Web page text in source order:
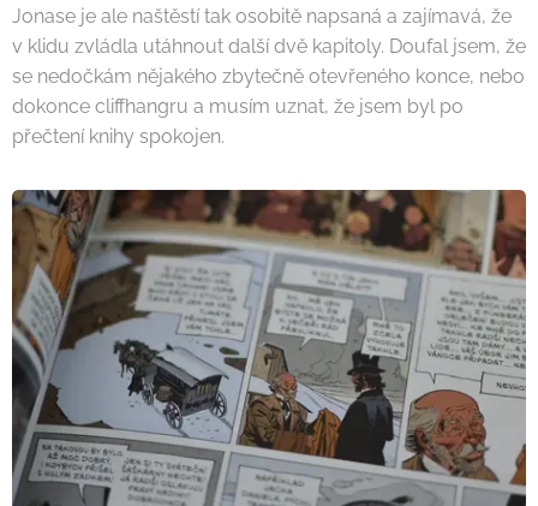
Jonase je ale naštěstí tak osobitě napsaná a zajímavá, že
v klidu zvládla utáhnout další dvě kapitoly. Doufal jsem, že
se nedočkám nějakého zbytečně otevřeného konce, nebo
dokonce cliffhangru a musím uznat, že jsem byl po
přečtení knihy spokojen.